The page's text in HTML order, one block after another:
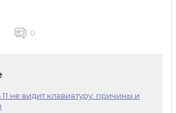
0
не видит клавиатуру: причины и